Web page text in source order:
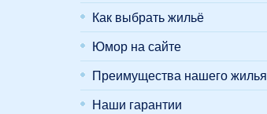
Как выбрать жильё
Юмор на сайте
Преимущества нашего жилья
Наши гарантии